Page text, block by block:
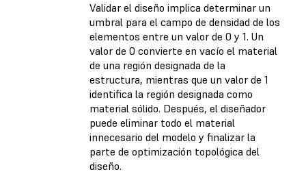
Validar el diseño implica determinar un
umbral para el campo de densidad de los
elementos entre un valor de 0 y 1. Un
valor de 0 convierte en vacío el material
de una región designada de la
estructura, mientras que un valor de 1
identifica la región designada como
material sólido. Después, el diseñador
puede eliminar todo el material
innecesario del modelo y finalizar la
parte de optimización topológica del
diseño.